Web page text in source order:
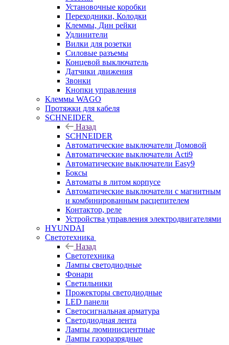
Установочные коробки
Переходники, Колодки
Клеммы, Дин рейки
Удлинители
Вилки для розетки
Силовые разъемы
Концевой выключатель
Датчики движения
Звонки
Кнопки управления
Клеммы WAGO
Протяжки для кабеля
SCHNEIDER
Назад
SCHNEIDER
Автоматические выключатели Домовой
Автоматические выключатели Acti9
Автоматические выключатели Easy9
Боксы
Автоматы в литом корпусе
Автоматические выключатели с магнитным
и комбинированным расцепителем
Контактор, реле
Устройства управления электродвигателями
HYUNDAI
Светотехника
Назад
Светотехника
Лампы светодиодные
Фонари
Светильники
Прожекторы светодиодные
LED панели
Светосигнальная арматура
Светодиодная лента
Лампы люминисцентные
Лампы газоразрядные